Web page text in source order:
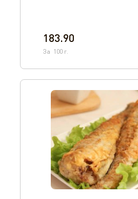
183.90
За 100 г.